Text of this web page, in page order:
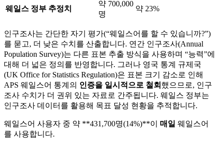
웨일스 정부 추정치
약 700,000
명
약 23%
인구조사는 간단한 자기 평가(“웨일스어를 할 수 있습니까?”)
를 묻고, 더 낮은 수치를 산출합니다. 연간 인구조사(Annual
Population Survey)는 다른 표본 추출 방식을 사용하며 “능력”에
대해 더 넓은 정의를 반영합니다. 그러나 영국 통계 규제국
(UK Office for Statistics Regulation)은 표본 크기 감소로 인해
APS 웨일스어 통계의 인증을 일시적으로 철회 했으므로, 인구
조사 수치가 더 권위 있는 자료로 간주됩니다. 웨일스 정부는
인구조사 데이터를 활용해 목표 달성 현황을 추적합니다.
웨일스어 사용자 중 약 **431,700명(14%)**이 매일 웨일스어
를 사용합니다.